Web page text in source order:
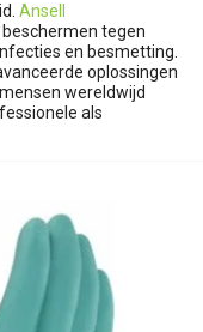
Ansell
tegen
en besmetting.
oplossingen
wereldwijd
als